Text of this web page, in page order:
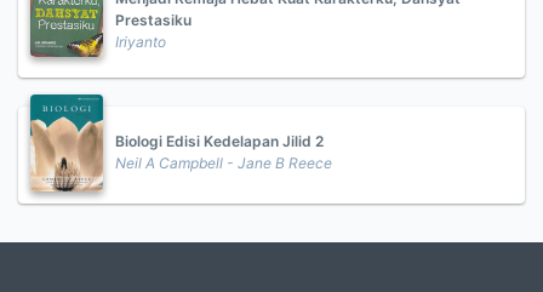
Prestasiku
Iriyanto
Biologi Edisi Kedelapan Jilid 2
Neil A Campbell - Jane B Reece